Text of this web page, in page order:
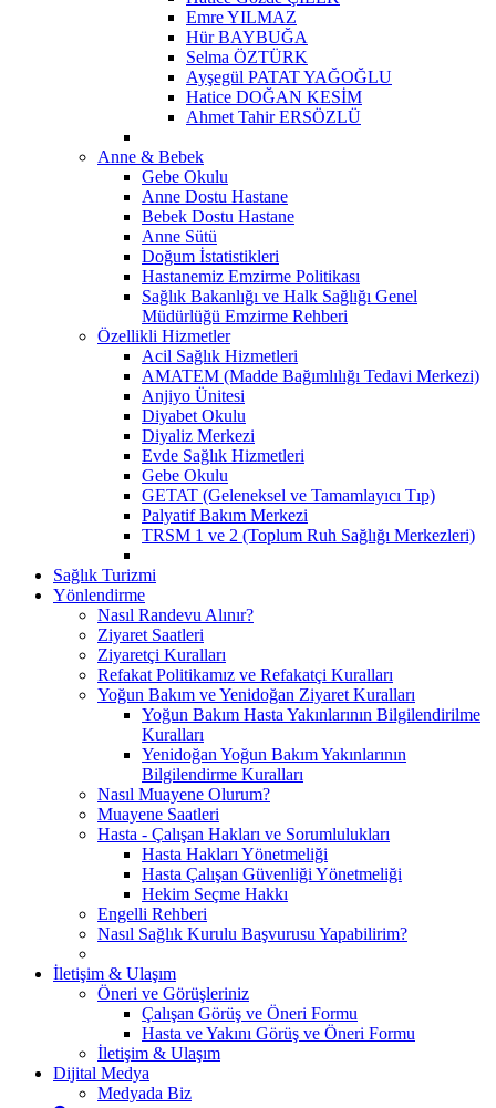
Emre YILMAZ
Hür BAYBUĞA
Selma ÖZTÜRK
Ayşegül PATAT YAĞOĞLU
Hatice DOĞAN KESİM
Ahmet Tahir ERSÖZLÜ
Anne & Bebek
Gebe Okulu
Anne Dostu Hastane
Bebek Dostu Hastane
Anne Sütü
Doğum İstatistikleri
Hastanemiz Emzirme Politikası
Sağlık Bakanlığı ve Halk Sağlığı Genel
Müdürlüğü Emzirme Rehberi
Özellikli Hizmetler
Acil Sağlık Hizmetleri
AMATEM (Madde Bağımlılığı Tedavi Merkezi)
Anjiyo Ünitesi
Diyabet Okulu
Diyaliz Merkezi
Evde Sağlık Hizmetleri
Gebe Okulu
GETAT (Geleneksel ve Tamamlayıcı Tıp)
Palyatif Bakım Merkezi
TRSM 1 ve 2 (Toplum Ruh Sağlığı Merkezleri)
Sağlık Turizmi
Yönlendirme
Nasıl Randevu Alınır?
Ziyaret Saatleri
Ziyaretçi Kuralları
Refakat Politikamız ve Refakatçi Kuralları
Yoğun Bakım ve Yenidoğan Ziyaret Kuralları
Yoğun Bakım Hasta Yakınlarının Bilgilendirilme
Kuralları
Yenidoğan Yoğun Bakım Yakınlarının
Bilgilendirme Kuralları
Nasıl Muayene Olurum?
Muayene Saatleri
Hasta - Çalışan Hakları ve Sorumlulukları
Hasta Hakları Yönetmeliği
Hasta Çalışan Güvenliği Yönetmeliği
Hekim Seçme Hakkı
Engelli Rehberi
Nasıl Sağlık Kurulu Başvurusu Yapabilirim?
İletişim & Ulaşım
Öneri ve Görüşleriniz
Çalışan Görüş ve Öneri Formu
Hasta ve Yakını Görüş ve Öneri Formu
İletişim & Ulaşım
Dijital Medya
Medyada Biz